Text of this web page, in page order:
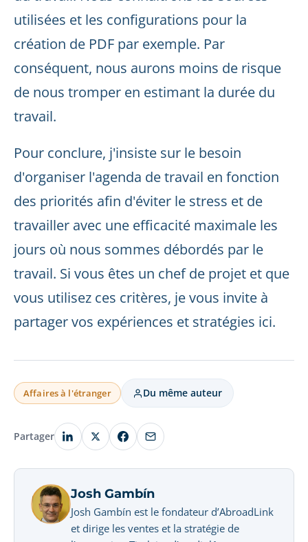
utilisées et les configurations pour la
création de PDF par exemple. Par
conséquent, nous aurons moins de risque
de nous tromper en estimant la durée du
travail.
Pour conclure, j'insiste sur le besoin
d'organiser l'agenda de travail en fonction
des priorités afin d'éviter le stress et de
travailler avec une efficacité maximale les
jours où nous sommes débordés par le
travail. Si vous êtes un chef de projet et que
vous utilisez ces critères, je vous invite à
partager vos expériences et stratégies ici.
Affaires à l'étranger Du même auteur
Partager
Josh Gambín
Josh Gambín est le fondateur d’AbroadLink
et dirige les ventes et la stratégie de